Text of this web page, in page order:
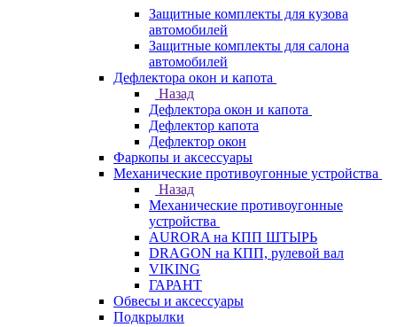
Защитные комплекты для кузова
автомобилей
Защитные комплекты для салона
автомобилей
Дефлектора окон и капота
Назад
Дефлектора окон и капота
Дефлектор капота
Дефлектор окон
Фаркопы и аксессуары
Механические противоугонные устройства
Назад
Механические противоугонные
устройства
AURORA на КПП ШТЫРЬ
DRAGON на КПП, рулевой вал
VIKING
ГАРАНТ
Обвесы и аксессуары
Подкрылки